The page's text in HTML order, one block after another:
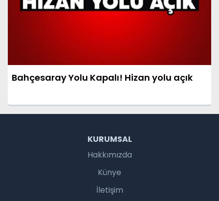
Bahçesaray Yolu Kapalı! Hizan yolu açık
KURUMSAL
Hakkımızda
Künye
İletişim